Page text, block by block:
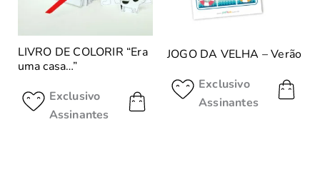
LIVRO DE COLORIR “Era
uma casa…”
Exclusivo
Assinantes
JOGO DA VELHA – Verão
Exclusivo
Assinantes